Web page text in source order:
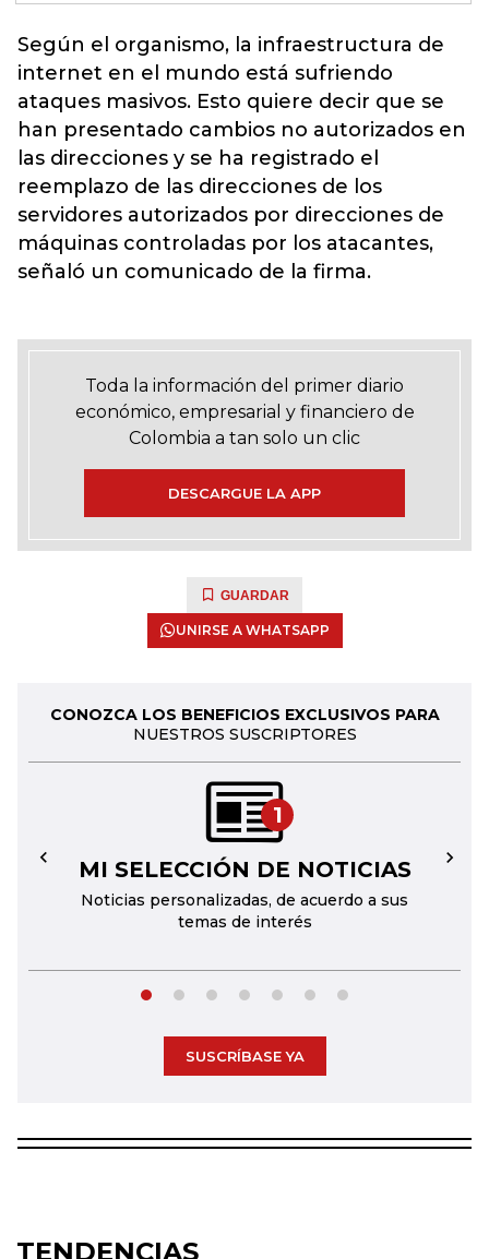
Según el organismo, la infraestructura de
internet en el mundo está sufriendo
ataques masivos. Esto quiere decir que se
han presentado cambios no autorizados en
las direcciones y se ha registrado el
reemplazo de las direcciones de los
servidores autorizados por direcciones de
máquinas controladas por los atacantes,
señaló un comunicado de la firma.
Toda la información del primer diario
económico, empresarial y financiero de
Colombia a tan solo un clic
DESCARGUE LA APP
GUARDAR
UNIRSE A WHATSAPP
CONOZCA LOS BENEFICIOS EXCLUSIVOS PARA
NUESTROS SUSCRIPTORES
1
MI SELECCIÓN DE NOTICIAS
Noticias personalizadas, de acuerdo a sus
temas de interés
← →
SUSCRÍBASE YA
TENDENCIAS